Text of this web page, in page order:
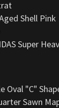
Shell Pink
Super
Oval "C"
Sawn